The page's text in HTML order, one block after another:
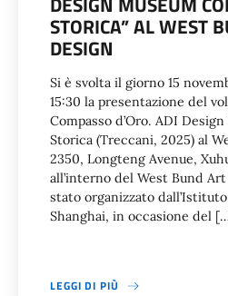
STORICA” AL WEST
DESIGN
Si è svolta il giorno 15
15:30 la presentazione del
Compasso d’Oro. ADI
Storica (Treccani, 2025) al
2350, Longteng Avenue,
all’interno del West Bund Art
stato organizzato
Shanghai, in occasione del
LEGGI DI PIÙ